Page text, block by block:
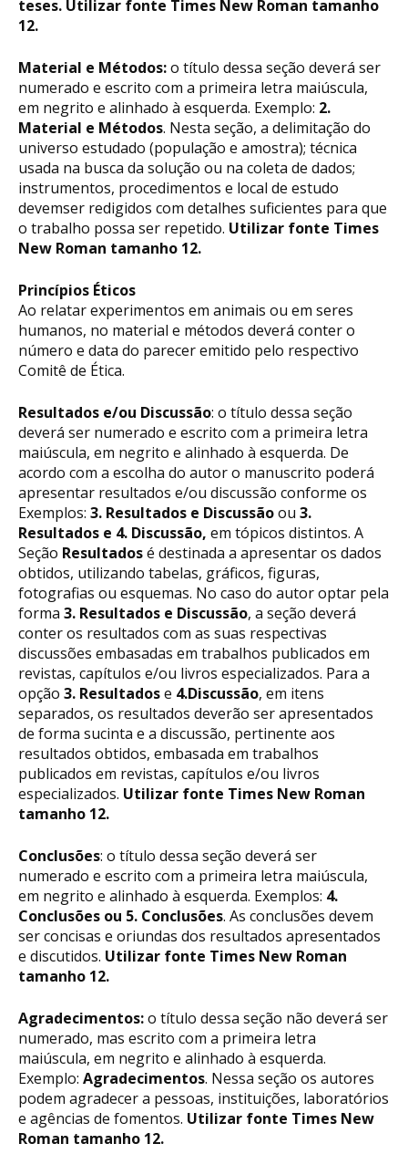
teses. Utilizar fonte Times New Roman tamanho
12.
Material e Métodos:o título dessa seção deverá ser
numerado e escrito com a primeira letra maiúscula,
em negrito e alinhado à esquerda. Exemplo: 2.
Material e Métodos. Nesta seção, a delimitação do
universo estudado (população e amostra); técnica
usada na busca da solução ou na coleta de dados;
instrumentos, procedimentos e local de estudo
devemser redigidos com detalhes suficientes para que
o trabalho possa ser repetido. Utilizar fonte Times
New Roman tamanho 12.
Princípios Éticos
Ao relatar experimentos em animais ou em seres
humanos, no material e métodos deverá conter o
número e data do parecer emitido pelo respectivo
Comitê de Ética.
Resultados e/ou Discussão: o título dessa seção
deverá ser numerado e escrito com a primeira letra
maiúscula, em negrito e alinhado à esquerda. De
acordo com a escolha do autor o manuscrito poderá
apresentar resultados e/ou discussão conforme os
Exemplos: 3. Resultados e Discussãoou 3.
Resultados e 4. Discussão, em tópicos distintos. A
Seção Resultadosé destinada a apresentar os dados
obtidos, utilizando tabelas, gráficos, figuras,
fotografias ou esquemas. No caso do autor optar pela
forma 3. Resultados e Discussão, a seção deverá
conter os resultados com as suas respectivas
discussões embasadas em trabalhos publicados em
revistas, capítulos e/ou livros especializados. Para a
opção 3. Resultadose 4.Discussão, em itens
separados, os resultados deverão ser apresentados
de forma sucinta e a discussão, pertinente aos
resultados obtidos, embasada em trabalhos
publicados em revistas, capítulos e/ou livros
especializados. Utilizar fonte Times New Roman
tamanho 12.
Conclusões: o título dessa seção deverá ser
numerado e escrito com a primeira letra maiúscula,
em negrito e alinhado à esquerda. Exemplos: 4.
Conclusões ou 5. Conclusões. As conclusões devem
ser concisas e oriundas dos resultados apresentados
e discutidos. Utilizar fonte Times New Roman
tamanho 12.
Agradecimentos:o título dessa seção não deverá ser
numerado, mas escrito com a primeira letra
maiúscula, em negrito e alinhado à esquerda.
Exemplo: Agradecimentos. Nessa seção os autores
podem agradecer a pessoas, instituições, laboratórios
e agências de fomentos. Utilizar fonte Times New
Roman tamanho 12.